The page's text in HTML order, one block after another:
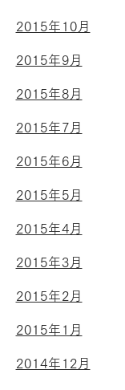
2015年10月
2015年9月
2015年8月
2015年7月
2015年6月
2015年5月
2015年4月
2015年3月
2015年2月
2015年1月
2014年12月